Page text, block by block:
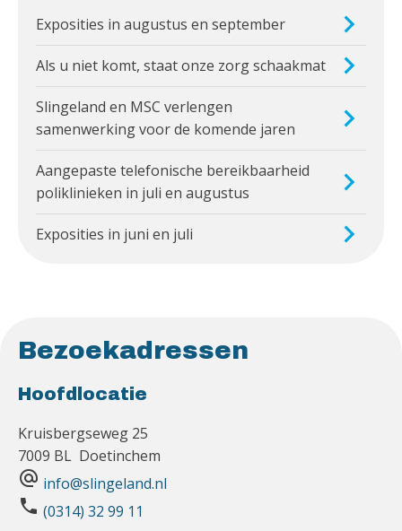
Exposities in augustus en september
Als u niet komt, staat onze zorg schaakmat
Slingeland en MSC verlengen
samenwerking voor de komende jaren
Aangepaste telefonische bereikbaarheid
poliklinieken in juli en augustus
Exposities in juni en juli
Bezoekadressen
Hoofdlocatie
Kruisbergseweg 25
7009 BL Doetinchem
alternate_email info@slingeland.nl
phone (0314) 32 99 11